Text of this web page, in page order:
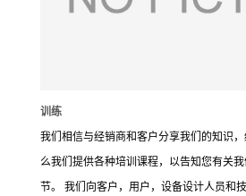
训练
我们相信与经销商和客户分享我们的知识
么我们提供各种培训课程，以告知您有关
节。 我们向客户，用户，设备设计人员和